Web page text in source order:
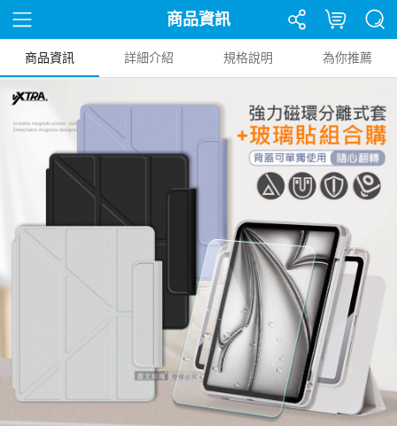
商品資訊
商品資訊 詳細介紹 規格說明 為你推薦